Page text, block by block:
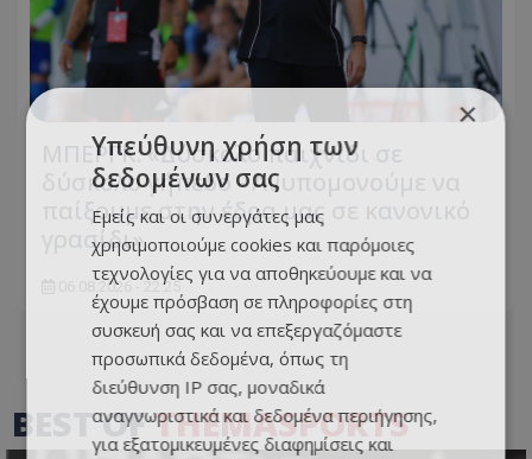
ΜΠΕΡΓΚ: «Δύσκολο παιχνίδι σε
δύσκολο γήπεδο - Ανυπομονούμε να
παίξουμε στην έδρα μας σε κανονικό
γρασίδι»
06.08.2026 - 22:25
BEST OFTHEMASPORTS
×
Υπεύθυνη χρήση των
δεδομένων σας
Εμείς και οι συνεργάτες μας
χρησιμοποιούμε cookies και παρόμοιες
τεχνολογίες για να αποθηκεύουμε και να
έχουμε πρόσβαση σε πληροφορίες στη
συσκευή σας και να επεξεργαζόμαστε
προσωπικά δεδομένα, όπως τη
διεύθυνση IP σας, μοναδικά
αναγνωριστικά και δεδομένα περιήγησης,
για εξατομικευμένες διαφημίσεις και